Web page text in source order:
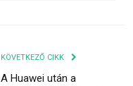
KÖVETKEZŐ CIKK
A Huawei után a